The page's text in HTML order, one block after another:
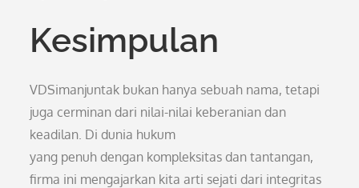
Kesimpulan
VDSimanjuntak bukan hanya sebuah nama, tetapi
juga cerminan dari nilai-nilai keberanian dan
keadilan. Di dunia hukum
yang penuh dengan kompleksitas dan tantangan,
firma ini mengajarkan kita arti sejati dari integritas